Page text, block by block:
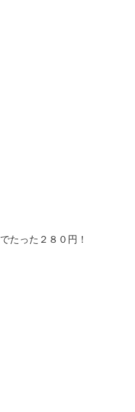
たった２８０円！